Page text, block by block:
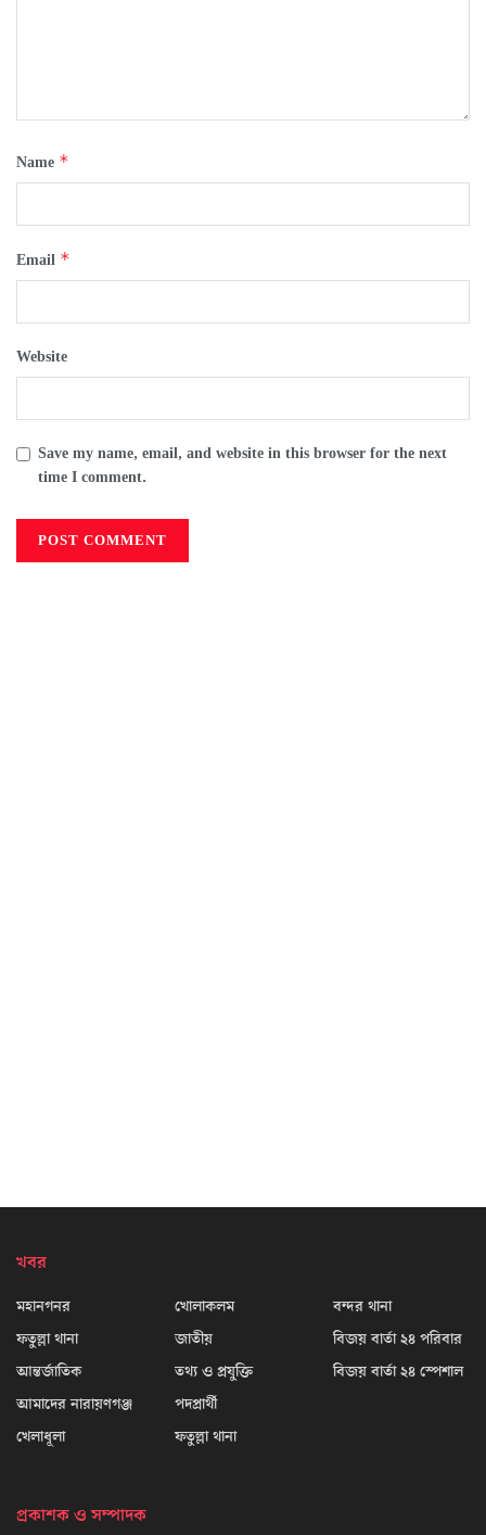
Name *
Email *
Website
Save my name, email, and website in this browser for the next
time I comment.
খবর
মহানগনর
ফতুল্লা থানা
আন্তর্জাতিক
আমাদের নারায়ণগঞ্জ
খেলাধূলা
খোলাকলম
জাতীয়
তথ্য ও প্রযুক্তি
পদপ্রার্থী
ফতুল্লা থানা
বন্দর থানা
বিজয় বার্তা ২৪ পরিবার
বিজয় বার্তা ২৪ স্পেশাল
প্রকাশক ও সম্পাদক